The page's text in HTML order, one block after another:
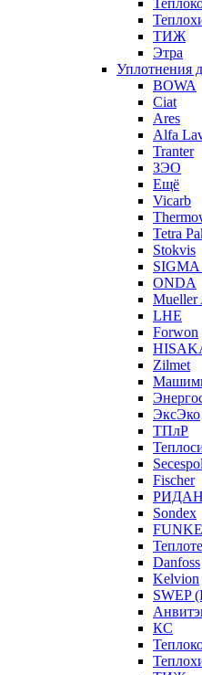
ТИЖ
Этра
Уплотнения
BOWA
Ciat
Ares
Alfa
Tranter
ЗЭО
Ещё
Vicarb
Tetra
Stokvis
SIGMA
ONDA
Mueller
LHE
Forwon
Zilmet
ЭксЭко
ТПлР
Secespol
Fischer
РИДАН
Sondex
FUNKE
Danfoss
Kelvion
SWEP
КС